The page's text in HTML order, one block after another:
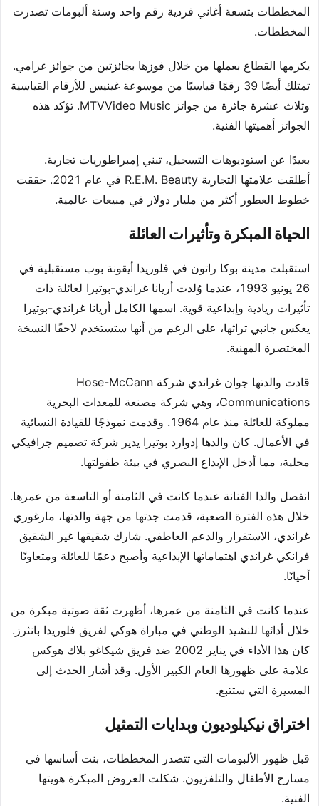
المخططات بتسعة أغاني فردية رقم واحد وستة ألبومات تصدرت
المخططات.
يكرمها القطاع بعملها من خلال فوزها بجائزتين من جوائز غرامي.
تمتلك أيضًا 39 رقمًا قياسيًا من موسوعة غينيس للأرقام القياسية
وثلاث عشرة جائزة من جوائز MTVVideo Music. تؤكد هذه
الجوائز أهميتها الفنية.
بعيدًا عن استوديوهات التسجيل، تبني إمبراطوريات تجارية.
أطلقت علامتها التجارية R.E.M. Beauty في عام 2021. حققت
خطوط العطور أكثر من مليار دولار في مبيعات عالمية.
الحياة المبكرة وتأثيرات العائلة
استقبلت مدينة بوكا راتون في فلوريدا أيقونة بوب مستقبلية في
26 يونيو 1993، عندما وُلدت أريانا غراندي-بوتيرا لعائلة ذات
تأثيرات ريادية وإبداعية قوية. اسمها الكامل أريانا غراندي-بوتيرا
يعكس جانبي تراثها، على الرغم من أنها ستستخدم لاحقًا النسخة
المختصرة المهنية.
قادت والدتها جوان غراندي شركة Hose-McCann
Communications، وهي شركة مصنعة للمعدات البحرية
مملوكة للعائلة منذ عام 1964. وقدمت نموذجًا للقيادة النسائية
في الأعمال. كان والدها إدوارد بوتيرا يدير شركة تصميم جرافيكي
محلية، مما أدخل الإبداع البصري في بيئة طفولتها.
انفصل والدا الفنانة عندما كانت في الثامنة أو التاسعة من عمرها.
خلال هذه الفترة الصعبة، قدمت جدتها من جهة والدتها، مارغوري
غراندي، الاستقرار والدعم العاطفي. شارك شقيقها غير الشقيق
فرانكي غراندي اهتماماتها الإبداعية وأصبح دعمًا للعائلة ومتعاونًا
أحيانًا.
عندما كانت في الثامنة من عمرها، أظهرت ثقة صوتية مبكرة من
خلال أدائها للنشيد الوطني في مباراة هوكي لفريق فلوريدا بانثرز.
كان هذا الأداء في يناير 2002 ضد فريق شيكاغو بلاك هوكس
علامة على ظهورها العام الكبير الأول. وقد أشار الحدث إلى
المسيرة التي ستتبع.
اختراق نيكيلوديون وبدايات التمثيل
قبل ظهور الألبومات التي تتصدر المخططات، بنت أساسها في
مسارح الأطفال والتلفزيون. شكلت العروض المبكرة هويتها
الفنية.